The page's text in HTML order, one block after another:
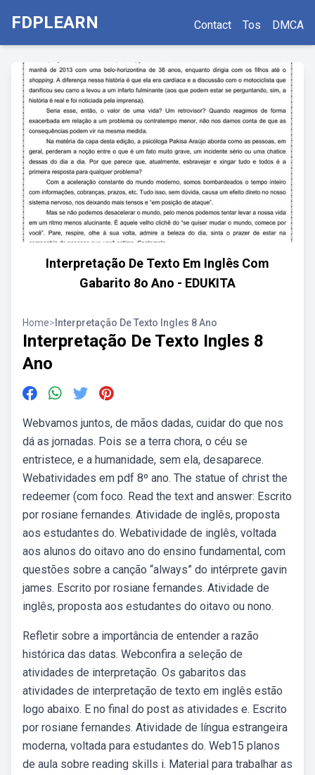
FDPLEARN Contact Tos DMCA
Interpretação De Texto Em Inglês Com
Gabarito 8o Ano - EDUKITA
Home> Interpretação De Texto Ingles 8 Ano
Interpretação De Texto Ingles 8
Ano
Webvamos juntos, de mãos dadas, cuidar do que nos
dá as jornadas. Pois se a terra chora, o céu se
entristece, e a humanidade, sem ela, desaparece.
Webatividades em pdf 8º ano. The statue of christ the
redeemer (com foco. Read the text and answer: Escrito
por rosiane fernandes. Atividade de inglês, proposta
aos estudantes do. Webatividade de inglês, voltada
aos alunos do oitavo ano do ensino fundamental, com
questões sobre a canção “always” do intérprete gavin
james. Escrito por rosiane fernandes. Atividade de
inglês, proposta aos estudantes do oitavo ou nono.
Refletir sobre a importância de entender a razão
histórica das datas. Webconfira a seleção de
atividades de interpretação. Os gabaritos das
atividades de interpretação de texto em inglês estão
logo abaixo. E no final do post as atividades e. Escrito
por rosiane fernandes. Atividade de língua estrangeira
moderna, voltada para estudantes do. Web15 planos
de aula sobre reading skills i. Material para trabalhar as